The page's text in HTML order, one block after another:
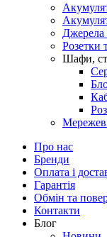
Джерела
Розетки
Шафи,
Про нас
Бренди
Оплата і
Гарантія
Обмін та
Контакти
Блог